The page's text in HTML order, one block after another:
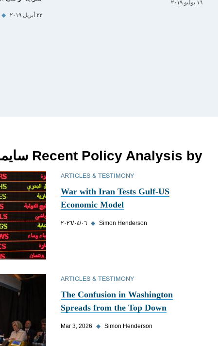
١٦ يوليو ٢٠١٩
٢٢ أبريل ٢٠١٩ ◆
Recent Policy Analysis by سايمون هندرسون
ARTICLES & TESTIMONY
War with Iran Tests Gulf-US
Economic Model
٠٦‏/٠٤‏/٢٠٢٦ ◆ Simon Henderson
ARTICLES & TESTIMONY
The Confusion in Washington
Spreads from the Top Down
Mar 3, 2026 ◆ Simon Henderson